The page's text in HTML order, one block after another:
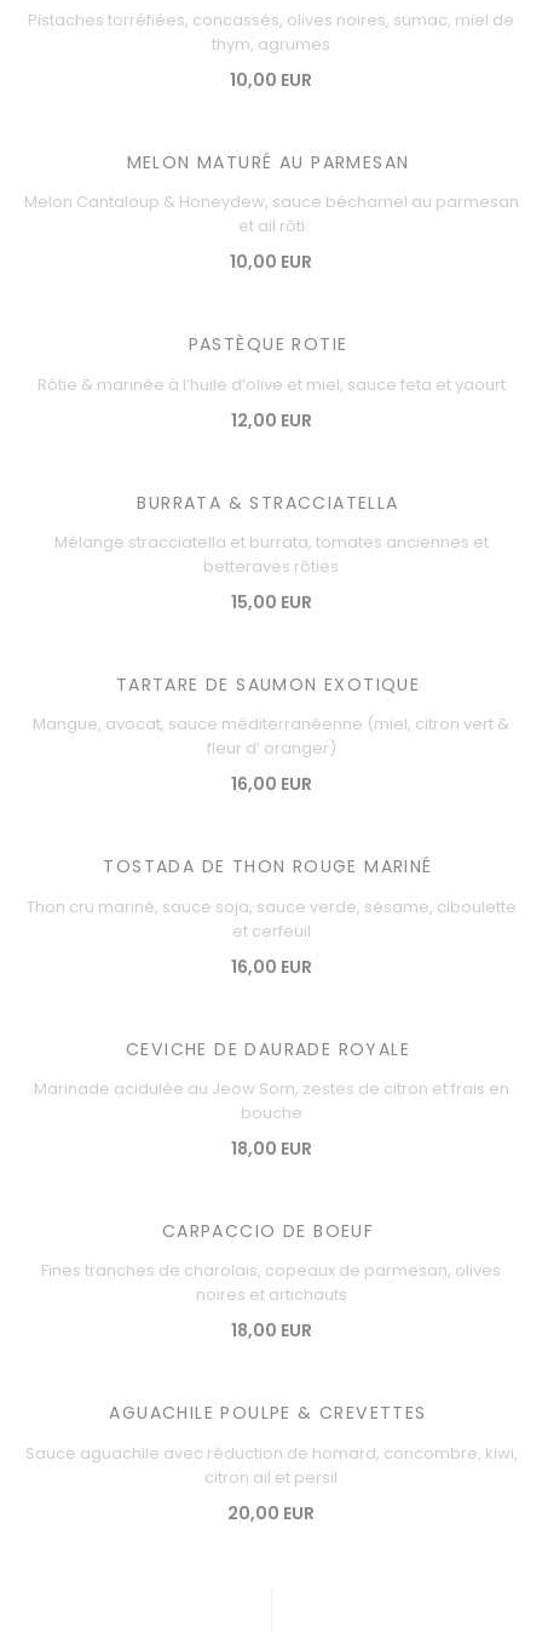
Pistaches torréfiées, concassés, olives noires, sumac, miel de
thym, agrumes
10,00 EUR
MELON MATURÉ AU PARMESAN
Melon Cantaloup & Honeydew, sauce béchamel au parmesan
et ail rôti
10,00 EUR
PASTÈQUE ROTIE
Rôtie & marinée à l’huile d’olive et miel, sauce feta et yaourt
12,00 EUR
BURRATA & STRACCIATELLA
Mélange stracciatella et burrata, tomates anciennes et
betteraves rôties
15,00 EUR
TARTARE DE SAUMON EXOTIQUE
Mangue, avocat, sauce méditerranéenne (miel, citron vert &
fleur d’ oranger)
16,00 EUR
TOSTADA DE THON ROUGE MARINÉ
Thon cru mariné, sauce soja, sauce verde, sésame, ciboulette
et cerfeuil
16,00 EUR
CEVICHE DE DAURADE ROYALE
Marinade acidulée au Jeow Som, zestes de citron et frais en
bouche
18,00 EUR
CARPACCIO DE BOEUF
Fines tranches de charolais, copeaux de parmesan, olives
noires et artichauts
18,00 EUR
AGUACHILE POULPE & CREVETTES
Sauce aguachile avec réduction de homard, concombre, kiwi,
citron ail et persil
20,00 EUR